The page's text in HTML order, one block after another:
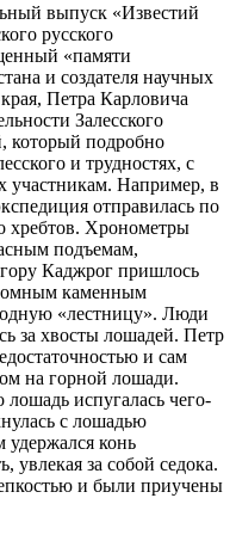
выпуск «Известий
русского
«памяти
и создателя научных
Петра Карловича
Залесского
который подробно
и трудностях, с
участникам. Например, в
отправилась по
хребтов. Хронометры
подъемам,
Каджрог пришлось
каменным
«лестницу». Люди
за хвосты лошадей. Петр
и сам
на горной лошади.
испугалась чего-
с лошадью
удержался конь
увлекая за собой седока.
и были приучены